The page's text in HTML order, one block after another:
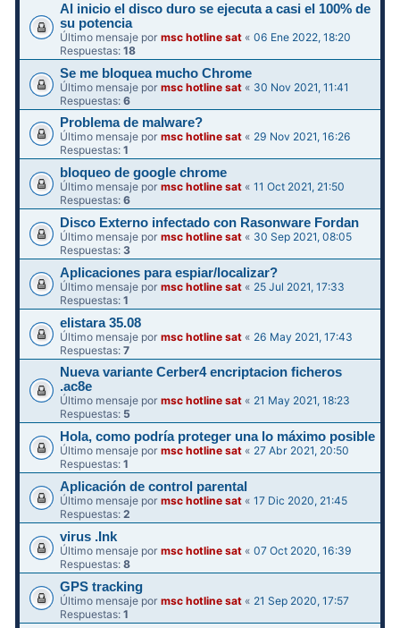
Al inicio el disco duro se ejecuta a casi el 100% de
su potencia
Último mensaje pormsc hotline sat «06 Ene 2022, 18:20
Respuestas:18
Se me bloquea mucho Chrome
Último mensaje pormsc hotline sat « 30 Nov 2021, 11:41
Respuestas:6
Problema de malware?
Último mensaje pormsc hotline sat « 29 Nov 2021, 16:26
Respuestas:1
bloqueo de google chrome
Último mensaje pormsc hotline sat «11 Oct 2021, 21:50
Respuestas:6
Disco Externo infectado con Rasonware Fordan
Último mensaje pormsc hotline sat « 30 Sep 2021, 08:05
Respuestas:3
Aplicaciones para espiar/localizar?
Último mensaje pormsc hotline sat « 25 Jul 2021, 17:33
Respuestas:1
elistara 35.08
Último mensaje pormsc hotline sat « 26 May 2021, 17:43
Respuestas:7
Nueva variante Cerber4 encriptacion ficheros
.ac8e
Último mensaje pormsc hotline sat « 21 May 2021, 18:23
Respuestas: 5
Hola, como podría proteger una lo máximo posible
Último mensaje pormsc hotline sat « 27 Abr 2021, 20:50
Respuestas:1
Aplicación de control parental
Último mensaje pormsc hotline sat «17 Dic 2020, 21:45
Respuestas:2
virus .Ink
Último mensaje pormsc hotline sat «07 Oct 2020, 16:39
Respuestas:8
GPS tracking
Último mensaje pormsc hotline sat « 21 Sep 2020, 17:57
Respuestas:1